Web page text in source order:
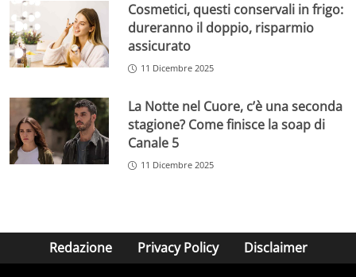
Cosmetici, questi conservali in frigo:
dureranno il doppio, risparmio
assicurato
11 Dicembre 2025
La Notte nel Cuore, c’è una seconda
stagione? Come finisce la soap di
Canale 5
11 Dicembre 2025
Redazione Privacy Policy Disclaimer